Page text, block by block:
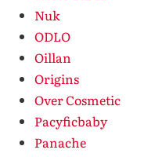
Nuk
ODLO
Oillan
Origins
Over Cosmetic
Pacyficbaby
Panache